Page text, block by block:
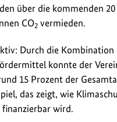
über die kommenden 20
CO2 vermieden.
Durch die Kombination
konnte der
15 Prozent der
das zeigt, wie
finanzierbar wird.